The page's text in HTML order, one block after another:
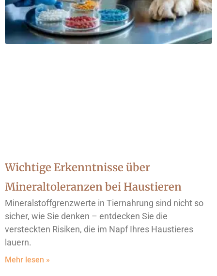
Wichtige Erkenntnisse über
Mineraltoleranzen bei Haustieren
Mineralstoffgrenzwerte in Tiernahrung sind nicht so
sicher, wie Sie denken – entdecken Sie die
versteckten Risiken, die im Napf Ihres Haustieres
lauern.
Mehr lesen »